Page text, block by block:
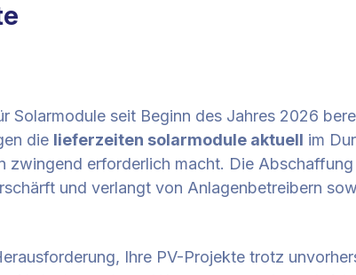
Solarmodule seit Beginn des Jahres 2026
die lieferzeiten solarmodule aktuell im
zwingend erforderlich macht. Die
und verlangt von Anlagenbetreibern
Ihre PV-Projekte trotz